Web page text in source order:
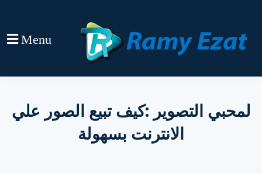
Menu
لمحبي التصوير :كيف تبيع الصور علي
الانترنت بسهولة